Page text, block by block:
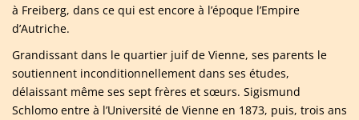
à Freiberg, dans ce qui est encore à l’époque l’Empire
d’Autriche.
Grandissant dans le quartier juif de Vienne, ses parents le
soutiennent inconditionnellement dans ses études,
délaissant même ses sept frères et sœurs. Sigismund
Schlomo entre à l’Université de Vienne en 1873, puis, trois ans